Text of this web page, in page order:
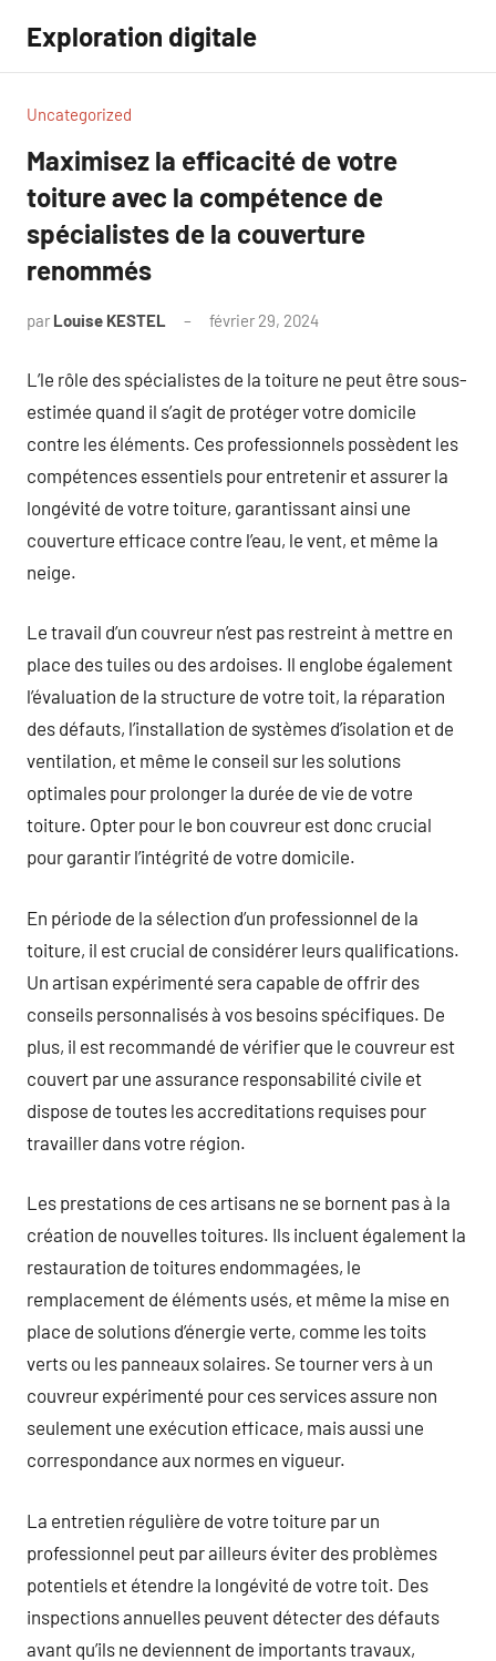
contenu
Exploration digitale
Uncategorized
Maximisez la efficacité de votre
toiture avec la compétence de
spécialistes de la couverture
renommés
par Louise KESTEL février 29, 2024
L’le rôle des spécialistes de la toiture ne peut être sous-
estimée quand il s’agit de protéger votre domicile
contre les éléments. Ces professionnels possèdent les
compétences essentiels pour entretenir et assurer la
longévité de votre toiture, garantissant ainsi une
couverture efficace contre l’eau, le vent, et même la
neige.
Le travail d’un couvreur n’est pas restreint à mettre en
place des tuiles ou des ardoises. Il englobe également
l’évaluation de la structure de votre toit, la réparation
des défauts, l’installation de systèmes d’isolation et de
ventilation, et même le conseil sur les solutions
optimales pour prolonger la durée de vie de votre
toiture. Opter pour le bon couvreur est donc crucial
pour garantir l’intégrité de votre domicile.
En période de la sélection d’un professionnel de la
toiture, il est crucial de considérer leurs qualifications.
Un artisan expérimenté sera capable de offrir des
conseils personnalisés à vos besoins spécifiques. De
plus, il est recommandé de vérifier que le couvreur est
couvert par une assurance responsabilité civile et
dispose de toutes les accreditations requises pour
travailler dans votre région.
Les prestations de ces artisans ne se bornent pas à la
création de nouvelles toitures. Ils incluent également la
restauration de toitures endommagées, le
remplacement de éléments usés, et même la mise en
place de solutions d’énergie verte, comme les toits
verts ou les panneaux solaires. Se tourner vers à un
couvreur expérimenté pour ces services assure non
seulement une exécution efficace, mais aussi une
correspondance aux normes en vigueur.
La entretien régulière de votre toiture par un
professionnel peut par ailleurs éviter des problèmes
potentiels et étendre la longévité de votre toit. Des
inspections annuelles peuvent détecter des défauts
avant qu’ils ne deviennent de importants travaux,